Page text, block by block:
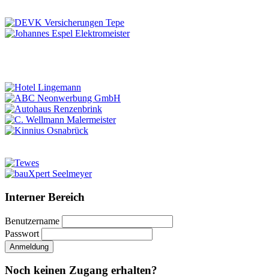
Interner Bereich
Benutzername
Passwort
Noch keinen Zugang erhalten?